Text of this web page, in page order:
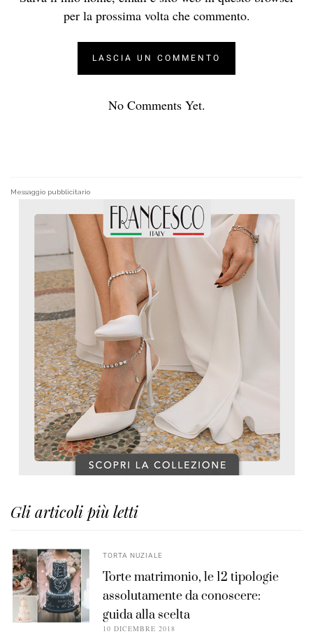
per la prossima volta che commento.
No Comments Yet.
Messaggio pubblicitario
Gli articoli più letti
TORTA NUZIALE
Torte matrimonio, le 12 tipologie
assolutamente da conoscere:
guida alla scelta
10 DICEMBRE 2018